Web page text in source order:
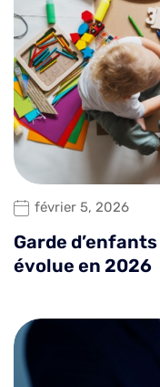
février 5, 2026
Garde
évolue en 2026